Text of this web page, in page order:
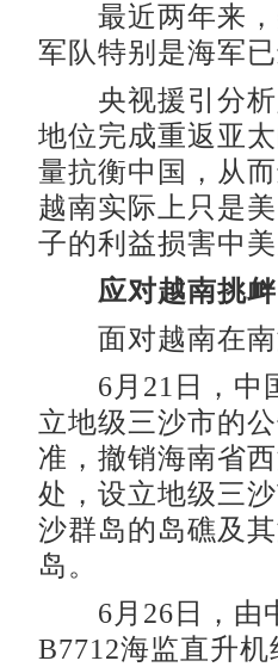
最近两年来，
军队特别是海军
央视援引分析
地位完成重返亚
量抗衡中国，从
越南实际上只是
子的利益损害中美
应对越南挑
面对越南在南
6月21日，中国
立地级三沙市的
准，撤销海南省
处，设立地级三
沙群岛的岛礁及
岛。
6月26日，由中
B7712海监直升